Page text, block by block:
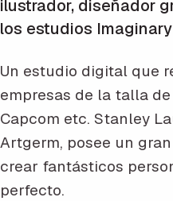
ilustrador, diseñador
los estudios
Un estudio digital que
empresas de la talla de
Capcom etc. Stanley
Artgerm, posee un
crear fantásticos
perfecto.